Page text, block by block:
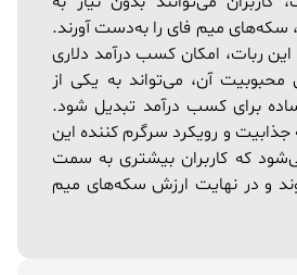
سکه‌های میم فای را به‌دست آورند.
این ربات، امکان کسب درآمد دلاری
آن، می‌تواند به یکی از
برای کسب درآمد تبدیل شود.
جذابیت و رویکرد سرگرم کننده این
که کاربران بیشتری به سمت
و در نهایت ارزش سکه‌های میم